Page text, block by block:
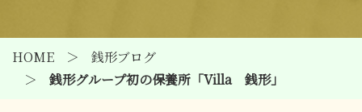
HOME
銭形ブログ
銭形グループ初の保養所「Villa 銭形」